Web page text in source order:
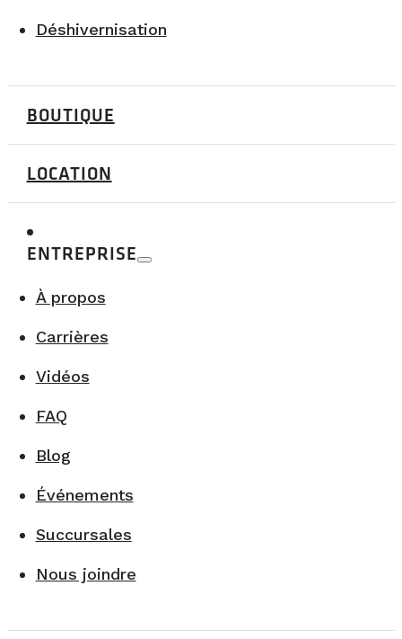
Déshivernisation
BOUTIQUE
LOCATION
ENTREPRISE
À propos
Carrières
Vidéos
FAQ
Blog
Événements
Succursales
Nous joindre